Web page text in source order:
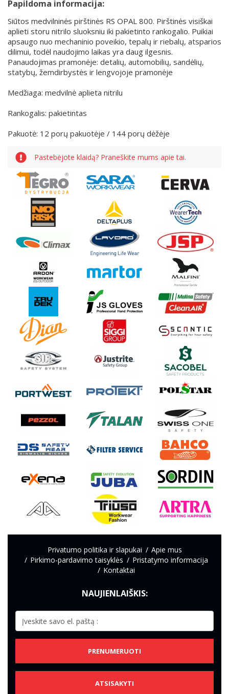
Papildoma informacija:
Siūtos medvilninės pirštinės RS OPAL 800. Pirštinės visiškai
aplieti storu nitrilo sluoksniu iki pakietinto rankogalio. Puikiai
apsaugo nuo mechaninio poveikio, tepalų ir riebalų, atsparios
dilimui, todėl naudojimo laikas yra daug ilgesnis.
Panaudojimas pramonėje: detalių, automobilių, sandėlių,
statybų, žemdirbystės ir lengvojoje pramonėje
Medžiaga: medvilnė aplieta nitrilu
Rankogalis: pakietintas
Pakuotė: 12 porų pakuotėje / 144 porų dėžėje
Pastebėjote klaidą? Praneškite mums apie tai.
Privatumo politika ir slapukai
Apie mus
Pirkimo-pardavimo taisyklės
Pristatymo informacija
Kontaktai
NAUJIENLAIŠKIS:
PRENUMERUOTI
ATSISAKYTI